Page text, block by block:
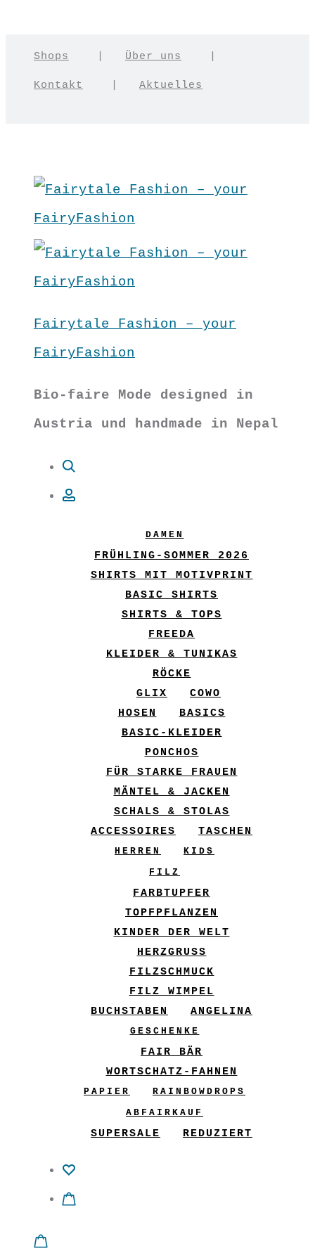
Shops Über uns
Kontakt Aktuelles
Fairytale Fashion – your
FairyFashion
Bio-faire Mode designed in
Austria und handmade in Nepal
DAMEN
FRÜHLING-SOMMER 2026
SHIRTS MIT MOTIVPRINT
BASIC SHIRTS
SHIRTS & TOPS
FREEDA
KLEIDER & TUNIKAS
RÖCKE
GLIX
COWO
HOSEN
BASICS
BASIC-KLEIDER
PONCHOS
FÜR STARKE FRAUEN
MÄNTEL & JACKEN
SCHALS & STOLAS
ACCESSOIRES
TASCHEN
HERREN
KIDS
FILZ
FARBTUPFER
TOPFPFLANZEN
KINDER DER WELT
HERZGRUSS
FILZSCHMUCK
FILZ WIMPEL
BUCHSTABEN
ANGELINA
GESCHENKE
FAIR BÄR
WORTSCHATZ-FAHNEN
PAPIER
RAINBOWDROPS
ABFAIRKAUF
SUPERSALE REDUZIERT